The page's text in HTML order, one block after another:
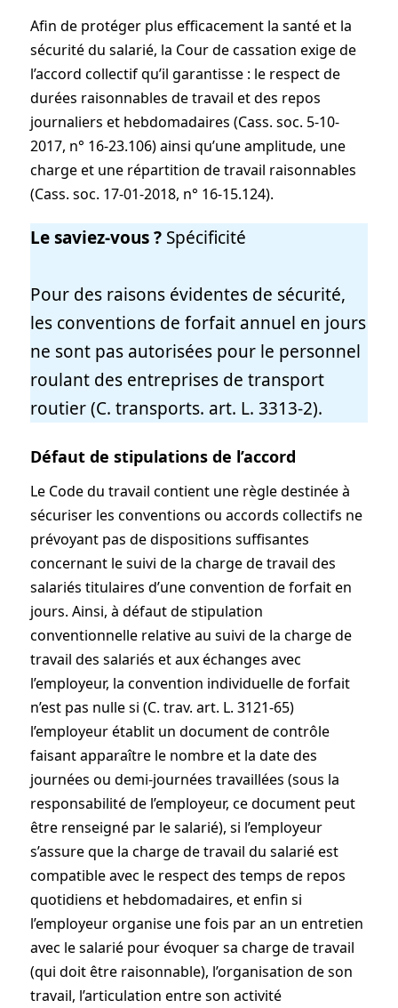
Afin de protéger plus efficacement la santé et la
sécurité du salarié, la Cour de cassation exige de
l’accord collectif qu’il garantisse : le respect de
durées raisonnables de travail et des repos
journaliers et hebdomadaires (Cass. soc. 5-10-
2017, n° 16-23.106) ainsi qu’une amplitude, une
charge et une répartition de travail raisonnables
(Cass. soc. 17-01-2018, n° 16-15.124).
Le saviez-vous ? Spécificité
Pour des raisons évidentes de sécurité,
les conventions de forfait annuel en jours
ne sont pas autorisées pour le personnel
roulant des entreprises de transport
routier (C. transports. art. L. 3313-2).
Défaut de stipulations de l’accord
Le Code du travail contient une règle destinée à
sécuriser les conventions ou accords collectifs ne
prévoyant pas de dispositions suffisantes
concernant le suivi de la charge de travail des
salariés titulaires d’une convention de forfait en
jours. Ainsi, à défaut de stipulation
conventionnelle relative au suivi de la charge de
travail des salariés et aux échanges avec
l’employeur, la convention individuelle de forfait
n’est pas nulle si (C. trav. art. L. 3121-65)
l’employeur établit un document de contrôle
faisant apparaître le nombre et la date des
journées ou demi-journées travaillées (sous la
responsabilité de l’employeur, ce document peut
être renseigné par le salarié), si l’employeur
s’assure que la charge de travail du salarié est
compatible avec le respect des temps de repos
quotidiens et hebdomadaires, et enfin si
l’employeur organise une fois par an un entretien
avec le salarié pour évoquer sa charge de travail
(qui doit être raisonnable), l’organisation de son
travail, l’articulation entre son activité